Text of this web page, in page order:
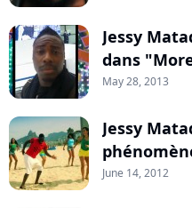
Jessy
dans
May 28, 2013
Jessy
June 14, 2012